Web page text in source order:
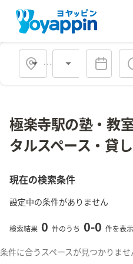
会場タイプ
極楽寺駅の塾・教
タルスペース・貸
現在の検索条件
設定中の条件がありません
検索結果 0 件のうち 0-0 件を表示
条件に合うスペースが見つかりませ